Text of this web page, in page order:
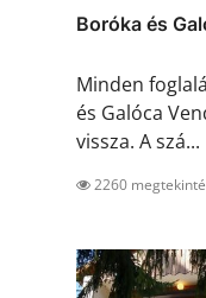
Boróka és
Minden
és Galóca
vissza. A szá...
2260